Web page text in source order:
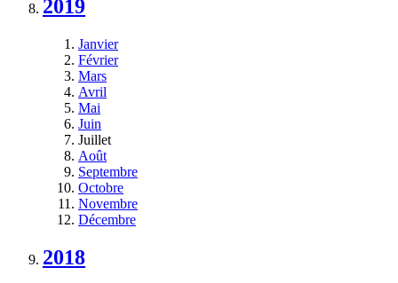
2019
Janvier
Février
Mars
Avril
Mai
Juin
Juillet
Août
Septembre
Octobre
Novembre
Décembre
2018